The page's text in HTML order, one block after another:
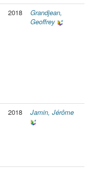
2018
Grandjean,
Geoffrey
2018 Jamin, Jérôme